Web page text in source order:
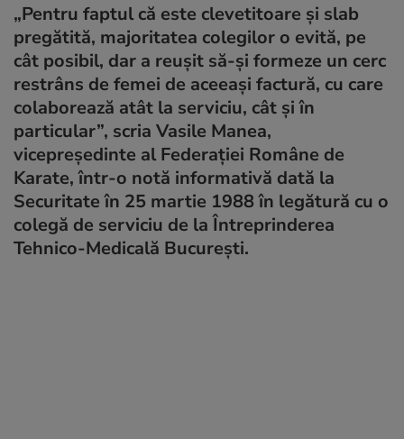
„Pentru faptul că este clevetitoare şi slab
pregătită, majoritatea colegilor o evită, pe
cât posibil, dar a reuşit să-şi formeze un cerc
restrâns de femei de aceeaşi factură, cu care
colaborează atât la serviciu, cât şi în
particular”, scria Vasile Manea,
vicepreședinte al Federației Române de
Karate, într-o notă informativă dată la
Securitate în 25 martie 1988 în legătură cu o
colegă de serviciu de la Întreprinderea
Tehnico-Medicală București.